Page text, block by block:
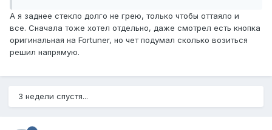
А я заднее стекло долго не грею, только чтобы оттаяло и
все. Сначала тоже хотел отдельно, даже смотрел есть кнопка
оригинальная на Fortuner, но чет подумал сколько возиться
решил напрямую.
3 недели спустя...